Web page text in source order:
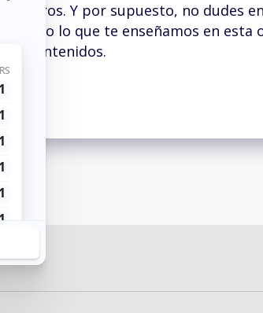
Y por supuesto, no dudes
todo lo que te enseñamos en esta
de contenidos.